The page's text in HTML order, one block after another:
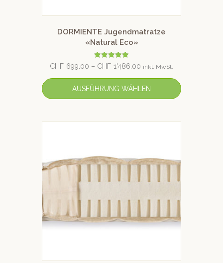
DORMIENTE Jugendmatratze
«Natural Eco»
Bewertet mit
5.00
CHF 699.00 – CHF 1'486.00 inkl. MwSt.
AUSFÜHRUNG WÄHLEN